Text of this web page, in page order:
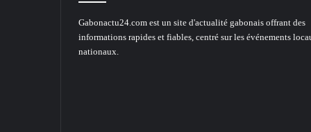
Gabonactu24.com est un site d'actualité gabonais offrant des
informations rapides et fiables, centré sur les événements
nationaux.